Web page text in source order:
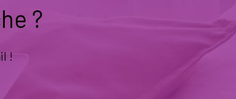
?
!